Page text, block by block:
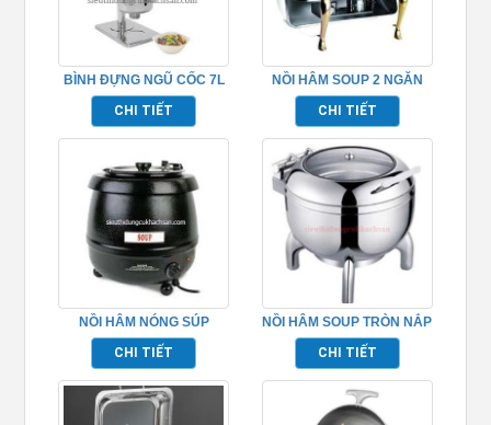
BÌNH ĐỰNG NGŨ CỐC 7L
1 NGĂN TP697043
CHI TIẾT
NỒI HÂM SOUP 2 NGĂN
HÌNH CHỮ NHẬT –
TP697032
CHI TIẾT
NỒI HÂM NÓNG SÚP
PHỤC VỤ TIỆC BUFFET –
TP697020
CHI TIẾT
NỒI HÂM SOUP TRÒN NẮP
KIẾNG – TP697019
CHI TIẾT